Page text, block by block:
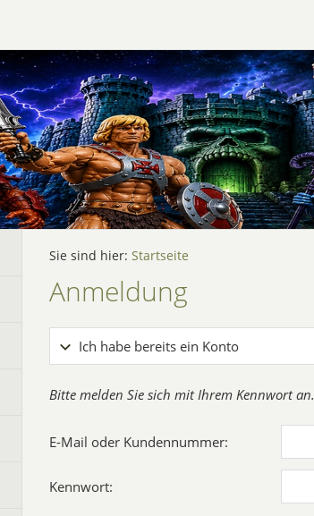
Sie sind hier: Startseite
Anmeldung
Ich habe bereits ein Konto
Bitte melden Sie sich mit Ihrem Kennwort an.
E-Mail oder Kundennummer:
Kennwort: